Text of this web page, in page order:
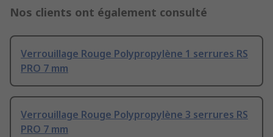
Nos clients ont également consulté
Verrouillage Rouge Polypropylène 1 serrures RS
PRO 7 mm
Verrouillage Rouge Polypropylène 3 serrures RS
PRO 7 mm